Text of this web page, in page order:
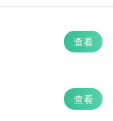
查看
查看